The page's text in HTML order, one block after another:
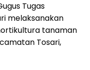
Tugas
melaksanakan
tanaman
Tosari,